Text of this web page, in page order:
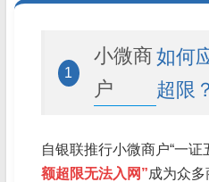
1
小微商
户
如何
超限？
自银联推行小微商户“一证
额超限无法入网”成为众